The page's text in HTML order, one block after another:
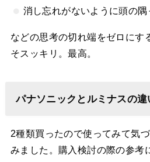
消し忘れがないように頭の隅
などの思考の切れ端をゼロにす
そスッキリ。最高。
パナソニックとルミナスの違
2種類買ったので使ってみて気
みました。購入検討の際の参考